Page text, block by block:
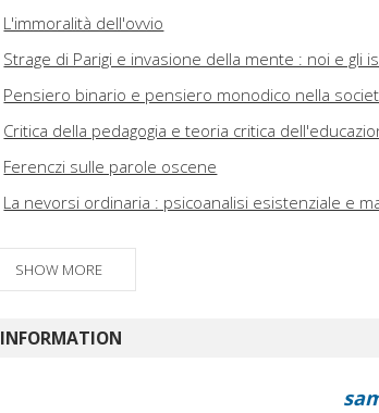
L'immoralità dell'ovvio
Strage di Parigi e invasione della mente : noi e gli
Pensiero binario e pensiero monodico nella
Critica della pedagogia e teoria critica
Ferenczi sulle parole oscene
La nevorsi ordinaria : psicoanalisi esistenziale e
SHOW MORE
INFORMATION